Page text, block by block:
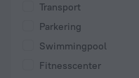
Transport
Parkering
Swimmingpool
Fitnesscenter